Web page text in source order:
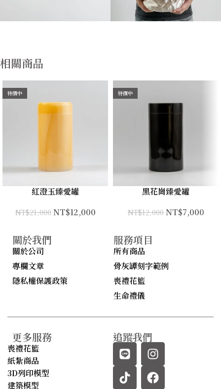
相關商品
特價中
紅澄玉臻愛罐
NT$21,000 NT$12,000
特價中
黑花崗臻愛罐
NT$12,000 NT$7,000
關於我們
關於公司
專欄文章
隱私權保護政策
服務項目
所有商品
骨灰罈刻字範例
喪禮花籃
生命禮儀
更多服務
喪禮花籃
紙紮商品
3D列印模型
建築模型
追蹤我們